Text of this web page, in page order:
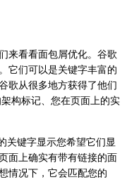
来看看面包屑优化。谷歌
它们可以是关键字丰富的
歌从很多地方获得了他们
构标记、您在页面上的实
关键字显示您希望它们显
面上确实有带有链接的面
情况下，它会匹配您的